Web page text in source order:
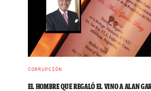
CORRUPCIÓN
EL HOMBRE QUE REGALÓ EL VINO A ALAN